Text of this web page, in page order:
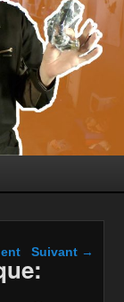
dans les
Suivant →